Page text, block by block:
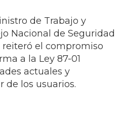
de Trabajo y
Nacional de Seguridad
reiteró el compromiso
a la Ley 87-01
actuales y
de los usuarios.